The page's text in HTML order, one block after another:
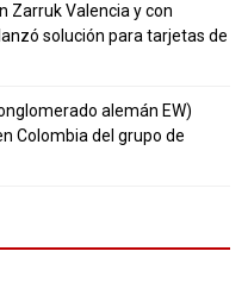
Zarruk Valencia y con
solución para tarjetas de
alemán EW)
Colombia del grupo de